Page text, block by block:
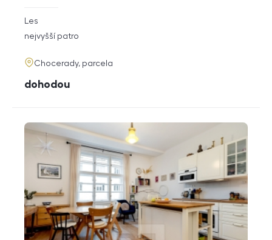
rozměry
Les
funkce
nejvyšší patro
adresa
Chocerady, parcela
cena
dohodou